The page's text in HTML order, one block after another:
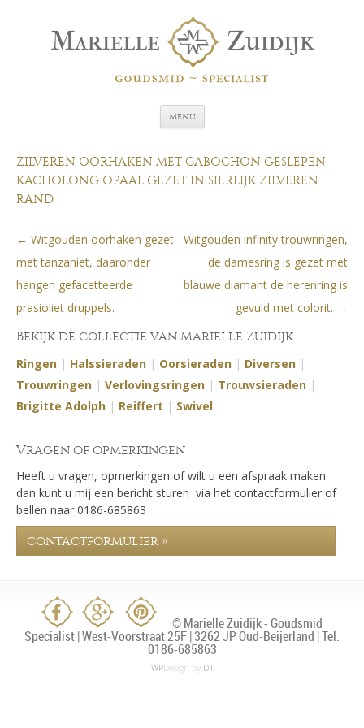
Menu Spring naar de inhoud
ZILVEREN OORHAKEN MET CABOCHON GESLEPEN
KACHOLONG OPAAL GEZET IN SIERLIJK ZILVEREN
RAND.
Berichtnavigatie
← Witgouden oorhaken gezet
met tanzaniet, daaronder
hangen gefacetteerde
prasioliet druppels.
Witgouden infinity trouwringen,
de damesring is gezet met
blauwe diamant de herenring is
gevuld met colorit. →
Bekijk de collectie van Marielle Zuidijk
Ringen | Halssieraden | Oorsieraden | Diversen |
Trouwringen | Verlovingsringen | Trouwsieraden |
Brigitte Adolph | Reiffert | Swivel
Vragen of opmerkingen
Heeft u vragen, opmerkingen of wilt u een afspraak maken
dan kunt u mij een bericht sturen via het contactformulier of
bellen naar 0186-685863
contactformulier »
© Marielle Zuidijk - Goudsmid
Specialist | West-Voorstraat 25F | 3262 JP Oud-Beijerland | Tel.
0186-685863
WPDesign by DT